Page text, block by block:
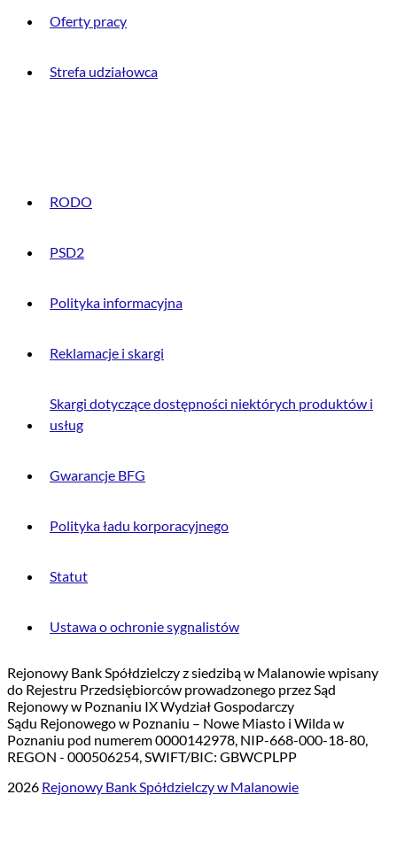
Oferty pracy
Strefa udziałowca
RODO
PSD2
Polityka informacyjna
Reklamacje i skargi
Skargi dotyczące dostępności niektórych produktów i
usług
Gwarancje BFG
Polityka ładu korporacyjnego
Statut
Ustawa o ochronie sygnalistów
Rejonowy Bank Spółdzielczy z siedzibą w Malanowie wpisany
do Rejestru Przedsiębiorców prowadzonego przez Sąd
Rejonowy w Poznaniu IX Wydział Gospodarczy
Sądu Rejonowego w Poznaniu – Nowe Miasto i Wilda w
Poznaniu pod numerem 0000142978, NIP-668-000-18-80,
REGON - 000506254, SWIFT/BIC: GBWCPLPP
2026 Rejonowy Bank Spółdzielczy w Malanowie